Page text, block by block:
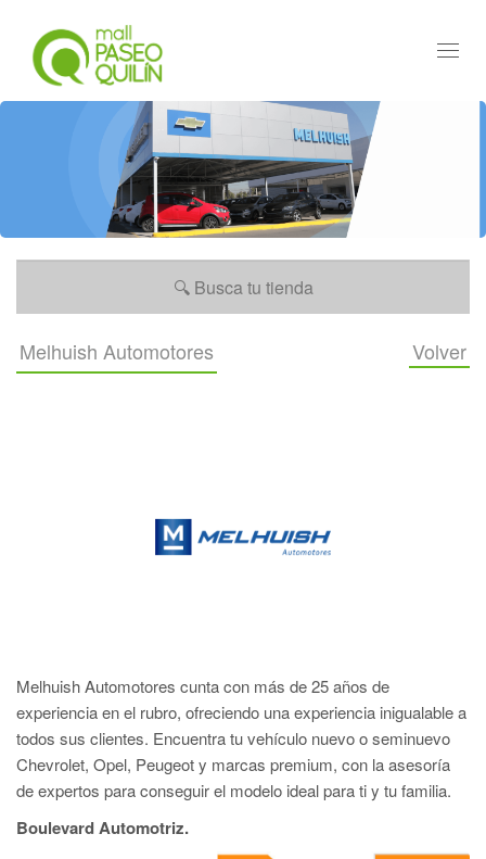
Melhuish Automotores Volver
Melhuish Automotores cunta con más de 25 años de
experiencia en el rubro, ofreciendo una experiencia inigualable a
todos sus clientes. Encuentra tu vehículo nuevo o seminuevo
Chevrolet, Opel, Peugeot y marcas premium, con la asesoría
de expertos para conseguir el modelo ideal para ti y tu familia.
Boulevard Automotriz.